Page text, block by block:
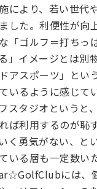
により、若い世代
した。利便性が向
「ゴルフ＝打ちっ
」イメージとは別
アスポーツ」とい
いるように感じて
スタジオというと
ば利用するのが恥
く勇気がない、と
いる層も一定数い
には、